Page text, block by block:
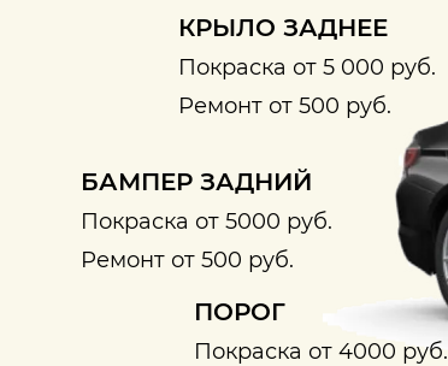
КРЫЛО ЗАДНЕЕ
Покраска от 5 000 руб.
Ремонт от 500 руб.
БАМПЕР ЗАДНИЙ
Покраска от 5000 руб.
Ремонт от 500 руб.
ПОРОГ
Покраска от 4000 руб.